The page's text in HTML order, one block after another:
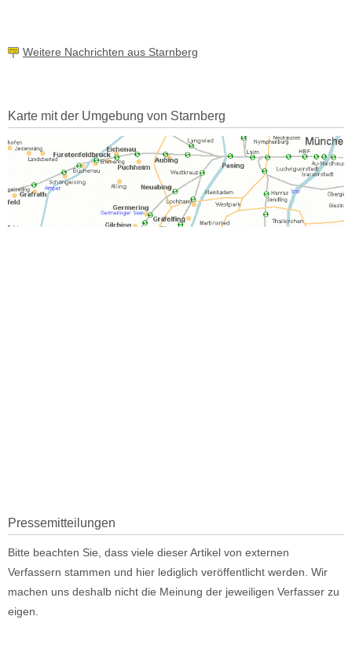
Weitere Nachrichten aus Starnberg
Karte mit der Umgebung von Starnberg
Pressemitteilungen
Bitte beachten Sie, dass viele dieser Artikel von externen
Verfassern stammen und hier lediglich veröffentlicht werden. Wir
machen uns deshalb nicht die Meinung der jeweiligen Verfasser zu
eigen.